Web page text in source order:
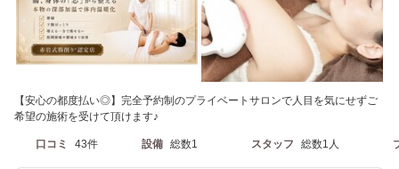
【安心の都度払い◎】完全予約制のプライベートサロンで人目を気にせずご
希望の施術を受けて頂けます♪
口コミ 43件 設備 総数1 スタッフ 総数1人